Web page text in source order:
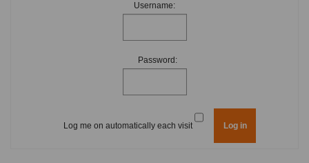
Username:
Password:
Log me on automatically each visit